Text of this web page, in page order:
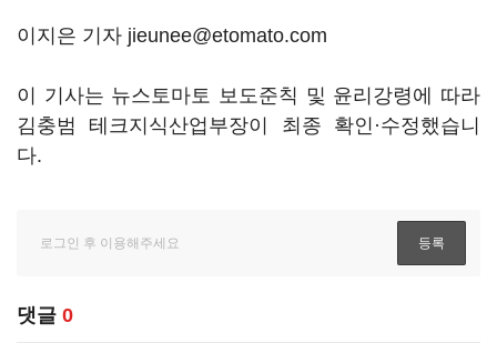
이지은 기자 jieunee@etomato.com
이 기사는 뉴스토마토 보도준칙 및 윤리강령에 따라
김충범 테크지식산업부장이 최종 확인·수정했습니
다.
댓글 0